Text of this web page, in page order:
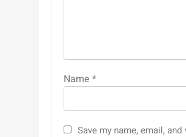
Name *
Save my name, email,